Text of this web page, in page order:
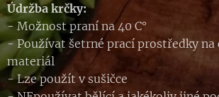
Údržba krčky:
- Možnost praní na 40 C°
- Používat šetrné prací prostředky
materiál
- Lze použít v sušičce